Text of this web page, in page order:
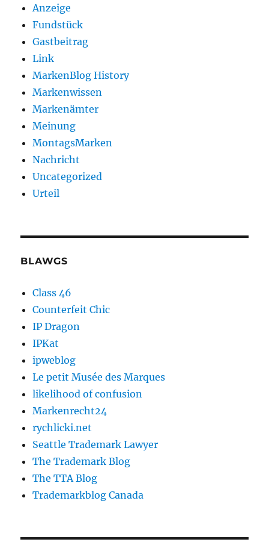
Anzeige
Fundstück
Gastbeitrag
Link
MarkenBlog History
Markenwissen
Markenämter
Meinung
MontagsMarken
Nachricht
Uncategorized
Urteil
BLAWGS
Class 46
Counterfeit Chic
IP Dragon
IPKat
ipweblog
Le petit Musée des Marques
likelihood of confusion
Markenrecht24
rychlicki.net
Seattle Trademark Lawyer
The Trademark Blog
The TTA Blog
Trademarkblog Canada